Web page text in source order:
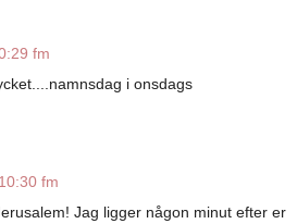
fm
i onsdags
fm
Jag ligger någon minut efter er